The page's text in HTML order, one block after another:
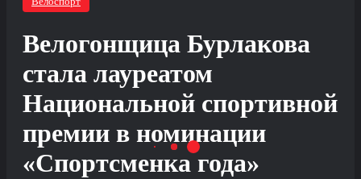
Велогонщица Бурлакова
стала лауреатом
Национальной спортивной
премии в номинации
«Спортсменка года»